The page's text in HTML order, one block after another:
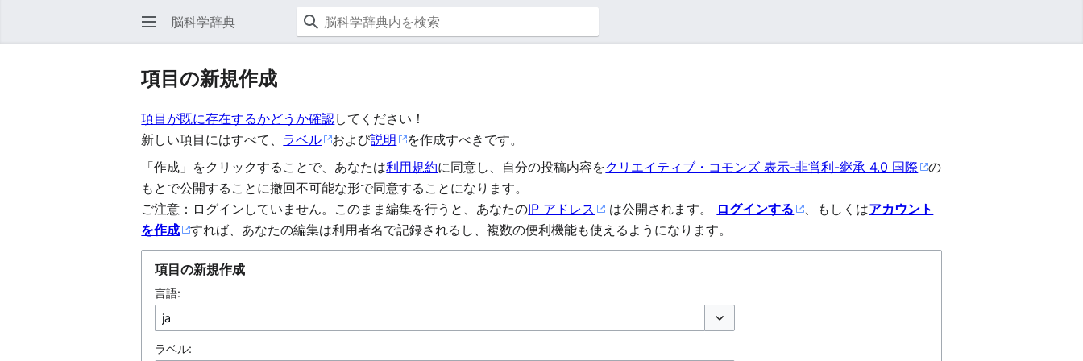
脳科学辞典
項目の新規作成
項目が既に存在するかどうか確認してください！
新しい項目にはすべて、 ラベル および説明
を作成すべきです。
「作成」をクリックすることで、あなたは利用規約に同意し、自分の投稿内容をクリエイティブ・コモンズ 表示-非営利-継承 4.0 国際
の
もとで公開することに撤回不可能な形で同意することになります。
ご注意：ログインしていません。このまま編集を行うと、あなたのIP アドレス は公開されます。 ログインする 、もしくはアカウント
を作成
すれば、あなたの編集は利用者名で記録されるし、複数の便利機能も使えるようになります。
項目の新規作成
言語:
ラベル: